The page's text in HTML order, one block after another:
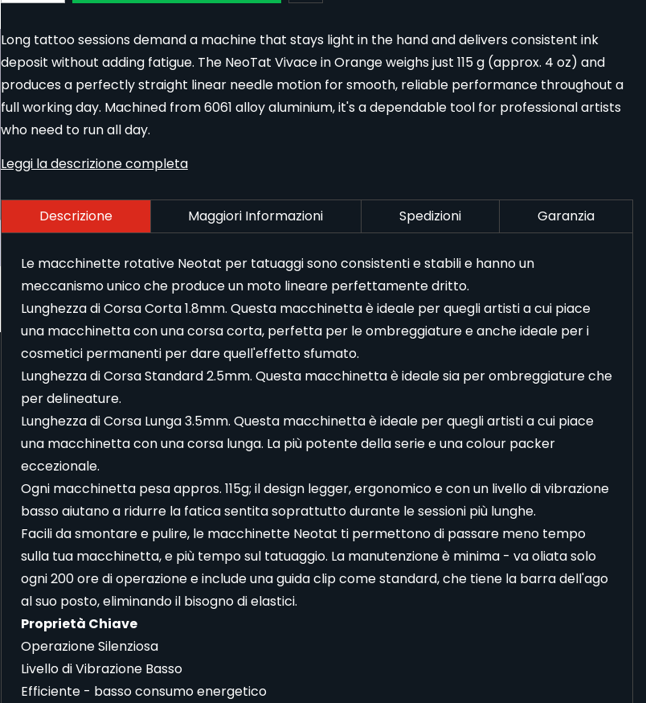
Long tattoo sessions demand a machine that stays light in the hand and delivers consistent ink
deposit without adding fatigue. The NeoTat Vivace in Orange weighs just 115 g (approx. 4 oz) and
produces a perfectly straight linear needle motion for smooth, reliable performance throughout a
full working day. Machined from 6061 alloy aluminium, it's a dependable tool for professional artists
who need to run all day.
Leggi la descrizione completa
Descrizione Maggiori Informazioni Spedizioni Garanzia
Le macchinette rotative Neotat per tatuaggi sono consistenti e stabili e hanno un
meccanismo unico che produce un moto lineare perfettamente dritto.
Lunghezza di Corsa Corta 1.8mm. Questa macchinetta è ideale per quegli artisti a cui piace
una macchinetta con una corsa corta, perfetta per le ombreggiature e anche ideale per i
cosmetici permanenti per dare quell'effetto sfumato.
Lunghezza di Corsa Standard 2.5mm. Questa macchinetta è ideale sia per ombreggiature che
per delineature.
Lunghezza di Corsa Lunga 3.5mm. Questa macchinetta è ideale per quegli artisti a cui piace
una macchinetta con una corsa lunga. La più potente della serie e una colour packer
eccezionale.
Ogni macchinetta pesa appros. 115g; il design legger, ergonomico e con un livello di vibrazione
basso aiutano a ridurre la fatica sentita soprattutto durante le sessioni più lunghe.
Facili da smontare e pulire, le macchinette Neotat ti permettono di passare meno tempo
sulla tua macchinetta, e più tempo sul tatuaggio. La manutenzione è minima - va oliata solo
ogni 200 ore di operazione e include una guida clip come standard, che tiene la barra dell'ago
al suo posto, eliminando il bisogno di elastici.
Proprietà Chiave
Operazione Silenziosa
Livello di Vibrazione Basso
Efficiente - basso consumo energetico